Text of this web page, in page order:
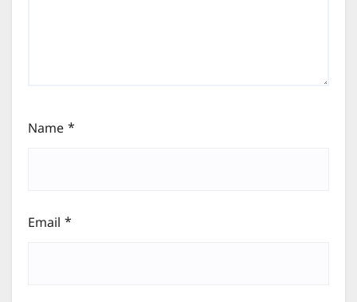
Name *
Email *